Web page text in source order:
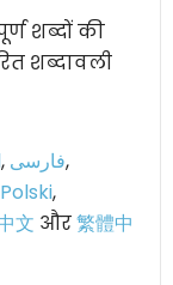
शब्दों की
शब्दावली
, فارسی,
Polski,
文 और繁體中